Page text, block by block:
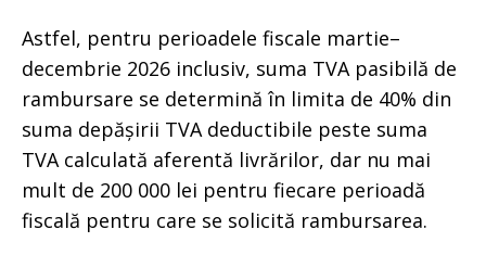
Astfel, pentru perioadele fiscale martie–
decembrie 2026 inclusiv, suma TVA pasibilă de
rambursare se determină în limita de 40% din
suma depășirii TVA deductibile peste suma
TVA calculată aferentă livrărilor, dar nu mai
mult de 200 000 lei pentru fiecare perioadă
fiscală pentru care se solicită rambursarea.